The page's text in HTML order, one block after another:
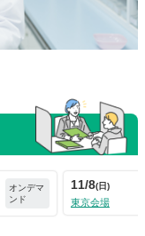
オンデマ
ンド
11/8(日)
東京会場